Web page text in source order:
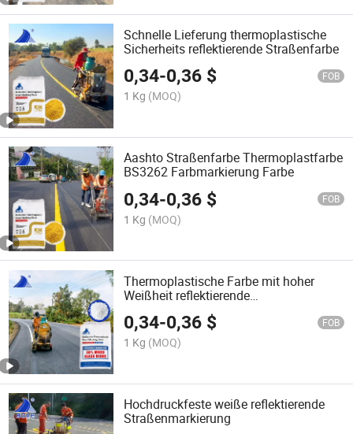
Schnelle Lieferung thermoplastische
Sicherheits reflektierende Straßenfarbe
0,34-0,36 $ FOB
1 Kg (MOQ)
Aashto Straßenfarbe Thermoplastfarbe
BS3262 Farbmarkierung Farbe
0,34-0,36 $ FOB
1 Kg (MOQ)
Thermoplastische Farbe mit hoher
Weißheit reflektierende
thermoplastische
Straßenmarkierungsfarbe
0,34-0,36 $ FOB
1 Kg (MOQ)
Hochdruckfeste weiße reflektierende
Straßenmarkierung